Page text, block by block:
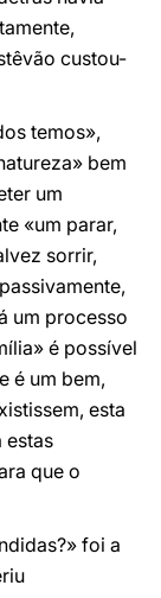
custou-
temos»,
bem
um
«um parar,
sorrir,
um processo
é possível
é um bem,
esta
estas
que o
foi a